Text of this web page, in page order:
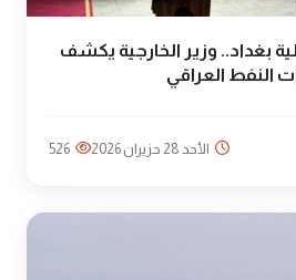
بغداد.. وزير الخارجية يكشف
النفط العراقي
الأحد 28 حزيران 2026 526